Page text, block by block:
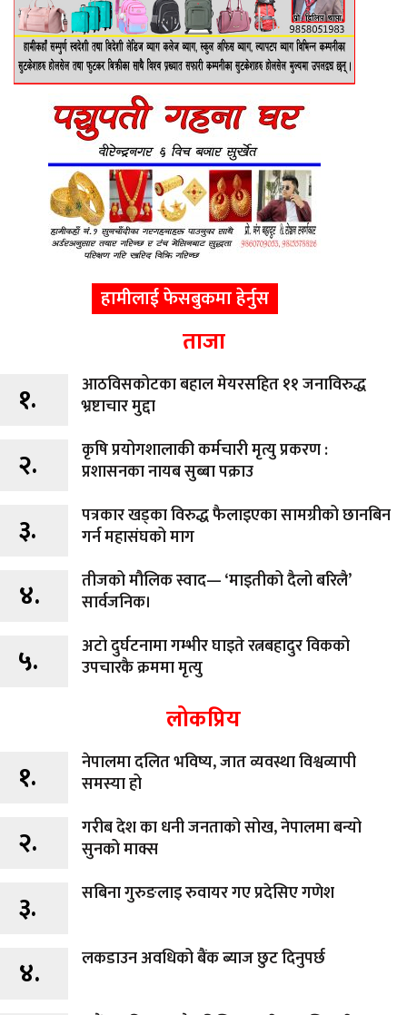
हामीलाई फेसबुकमा हेर्नुस
ताजा
१.
आठविसकोटका बहाल मेयरसहित ११ जनाविरुद्ध
भ्रष्टाचार मुद्दा
२.
कृषि प्रयोगशालाकी कर्मचारी मृत्यु प्रकरण :
प्रशासनका नायब सुब्बा पक्राउ
३.
पत्रकार खड्का विरुद्ध फैलाइएका सामग्रीको छानबिन
गर्न महासंघको माग
४.
तीजको मौलिक स्वाद— ‘माइतीको दैलो बरिलै’
सार्वजनिक।
५.
अटो दुर्घटनामा गम्भीर घाइते रत्नबहादुर विकको
उपचारकै क्रममा मृत्यु
लोकप्रिय
१.
नेपालमा दलित भविष्य, जात व्यवस्था विश्वव्यापी
समस्या हो
२.
गरीब देश का धनी जनताको सोख, नेपालमा बन्यो
सुनको माक्स
३. सबिना गुरुङलाइ रुवायर गए प्रदेसिए गणेश
४. लकडाउन अवधिको बैंक ब्याज छुट दिनुपर्छ